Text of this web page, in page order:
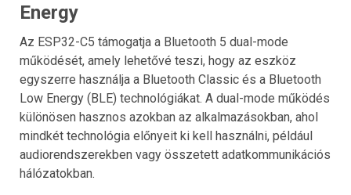
Energy
Az ESP32-C5 támogatja a Bluetooth 5 dual-mode
működését, amely lehetővé teszi, hogy az eszköz
egyszerre használja a Bluetooth Classic és a Bluetooth
Low Energy (BLE) technológiákat. A dual-mode működés
különösen hasznos azokban az alkalmazásokban, ahol
mindkét technológia előnyeit ki kell használni, például
audiorendszerekben vagy összetett adatkommunikációs
hálózatokban.